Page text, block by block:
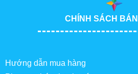
CHÍNH SÁCH
Hướng dẫn mua hàng